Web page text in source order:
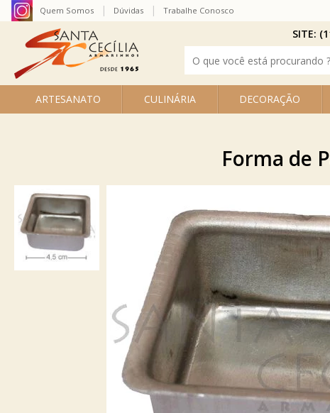
ARTESANATO CULINÁRIA DECORAÇÃO
Quem Somos Dúvidas Trabalhe Conosco
SITE:
Forma de